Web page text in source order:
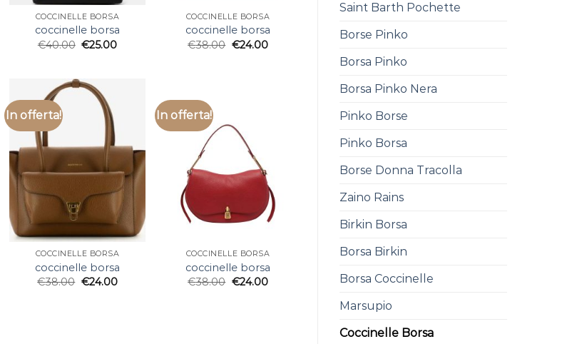
Saint Barth Pochette
Borse Pinko
Borsa Pinko
Borsa Pinko Nera
Pinko Borse
Pinko Borsa
Borse Donna Tracolla
Zaino Rains
Birkin Borsa
Borsa Birkin
Borsa Coccinelle
Marsupio
Coccinelle Borsa
COCCINELLE BORSA
coccinelle borsa
€40.00 €25.00
COCCINELLE BORSA
coccinelle borsa
€38.00 €24.00
In offerta!
COCCINELLE BORSA
coccinelle borsa
€38.00 €24.00
In offerta!
COCCINELLE BORSA
coccinelle borsa
€38.00 €24.00